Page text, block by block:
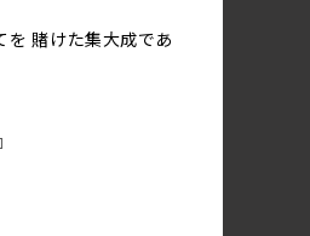
を 賭けた集大成であ